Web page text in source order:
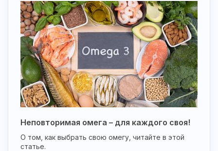
Неповторимая омега – для каждого своя!
О том, как выбрать свою омегу, читайте в этой
статье.